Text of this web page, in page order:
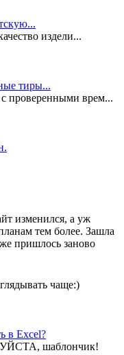
издели...
тиры...
врем...
изменился, а уж
тем более. Зашла
пришлось заново
чаще:)
в Excel?
шаблончик!